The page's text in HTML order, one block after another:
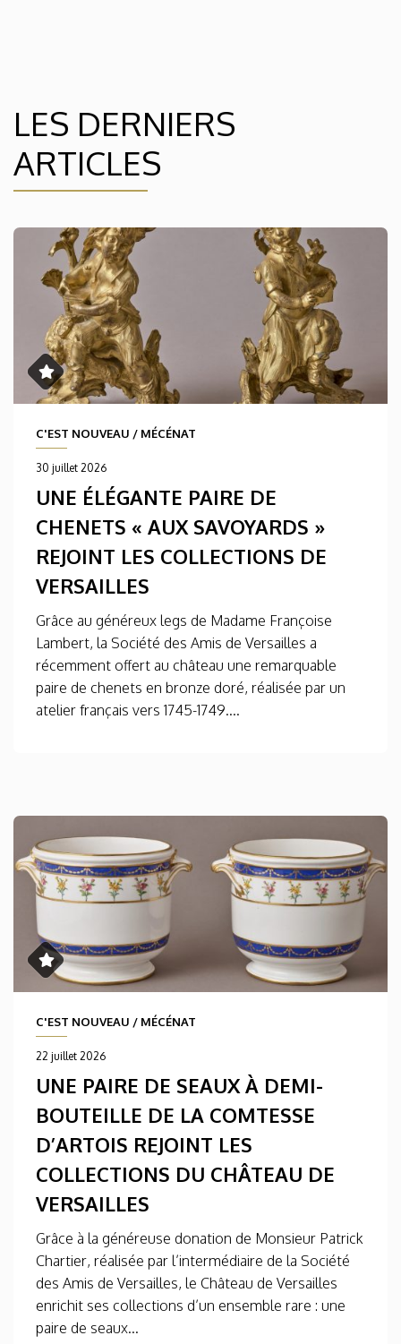
LES DERNIERS
ARTICLES
C'EST NOUVEAU / MÉCÉNAT
30 juillet 2026
UNE ÉLÉGANTE PAIRE DE
CHENETS « AUX SAVOYARDS »
REJOINT LES COLLECTIONS DE
VERSAILLES
Grâce au généreux legs de Madame Françoise
Lambert, la Société des Amis de Versailles a
récemment offert au château une remarquable
paire de chenets en bronze doré, réalisée par un
atelier français vers 1745-1749....
C'EST NOUVEAU / MÉCÉNAT
22 juillet 2026
UNE PAIRE DE SEAUX À DEMI-
BOUTEILLE DE LA COMTESSE
D’ARTOIS REJOINT LES
COLLECTIONS DU CHÂTEAU DE
VERSAILLES
Grâce à la généreuse donation de Monsieur Patrick
Chartier, réalisée par l’intermédiaire de la Société
des Amis de Versailles, le Château de Versailles
enrichit ses collections d’un ensemble rare : une
paire de seaux...